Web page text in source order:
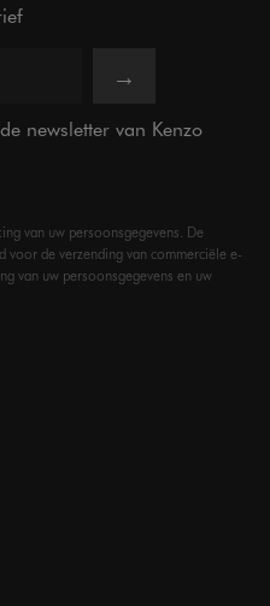
→
newsletter van Kenzo
van uw persoonsgegevens. De
voor de verzending van commerciële e-
van uw persoonsgegevens en uw